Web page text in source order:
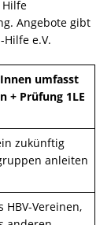
Hilfe
Angebote gibt
e.V.
umfasst
+ Prüfung 1LE
zukünftig
anleiten
Vereinen,